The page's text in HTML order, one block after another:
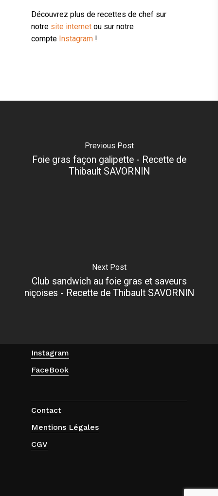
Découvrez plus de recettes de chef sur
notre site internet ou sur notre
compte Instagram !
Previous Post
Foie gras façon galipette - Recette de
Thibault SAVORNIN
Next Post
Club sandwich au foie gras et saveurs
niçoises - Recette de Thibault SAVORNIN
Instagram
FaceBook
Contact
Mentions Légales
CGV